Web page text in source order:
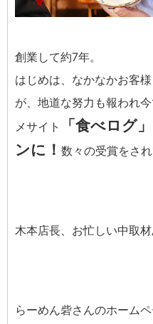
創業して約7年。
はじめは、なかなかお客
が、地道な努力も報われ
メサイト
「食べログ
ンに！ 数々の受賞をされ
木本店長、お忙しい中取
らーめん砦さんのホーム